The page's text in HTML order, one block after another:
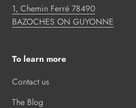
1, Chemin Ferré 78490
BAZOCHES ON GUYONNE
To learn more
Contact us
The Blog